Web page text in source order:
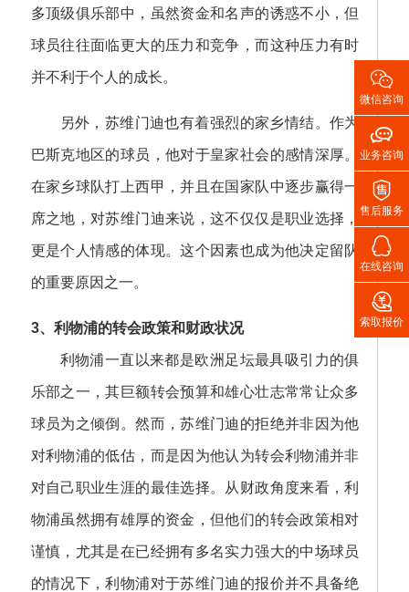
多顶级俱乐部中，虽然资金和名声的诱惑不小，但
球员往往面临更大的压力和竞争，而这种压力有时
并不利于个人的成长。
另外，苏维门迪也有着强烈的家乡情结。作为
巴斯克地区的球员，他对于皇家社会的感情深厚。
在家乡球队打上西甲，并且在国家队中逐步赢得一
席之地，对苏维门迪来说，这不仅仅是职业选择，
更是个人情感的体现。这个因素也成为他决定留队
的重要原因之一。
3、利物浦的转会政策和财政状况
利物浦一直以来都是欧洲足坛最具吸引力的俱
乐部之一，其巨额转会预算和雄心壮志常常让众多
球员为之倾倒。然而，苏维门迪的拒绝并非因为他
对利物浦的低估，而是因为他认为转会利物浦并非
对自己职业生涯的最佳选择。从财政角度来看，利
物浦虽然拥有雄厚的资金，但他们的转会政策相对
谨慎，尤其是在已经拥有多名实力强大的中场球员
的情况下，利物浦对于苏维门迪的报价并不具备绝

微信咨询

业务咨询

售后服务

在线咨询

索取报价